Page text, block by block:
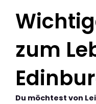
zum
Du möchtest von